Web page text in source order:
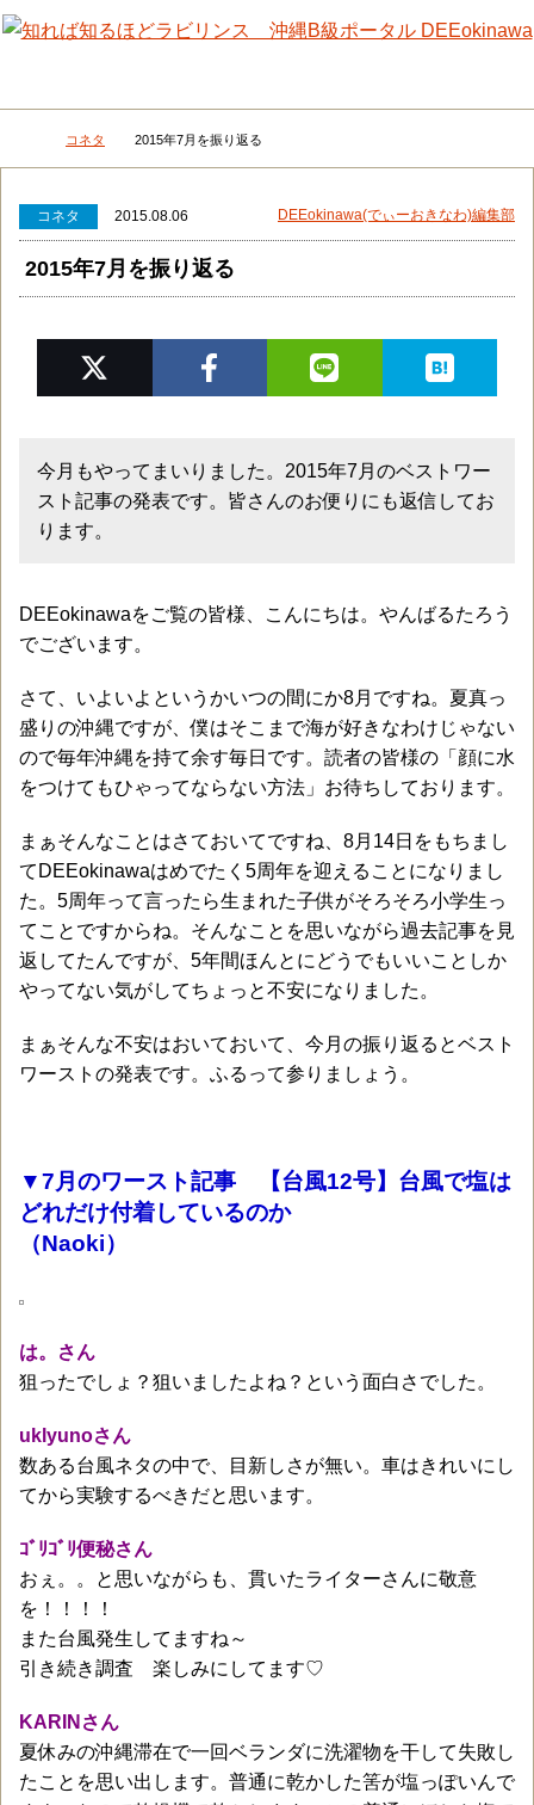
メニュー 検
DEEokinawaトップ
コネタ 2015年7月を振り返る
コネタ 2015.08.06 DEEokinawa(でぃーおきなわ)編集部
2015年7月を振り返る
今月もやってまいりました。2015年7月のベストワー
スト記事の発表です。皆さんのお便りにも返信してお
ります。
DEEokinawaをご覧の皆様、こんにちは。やんばるたろう
でございます。
さて、いよいよというかいつの間にか8月ですね。夏真っ
盛りの沖縄ですが、僕はそこまで海が好きなわけじゃない
ので毎年沖縄を持て余す毎日です。読者の皆様の「顔に水
をつけてもひゃってならない方法」お待ちしております。
まぁそんなことはさておいてですね、8月14日をもちまし
てDEEokinawaはめでたく5周年を迎えることになりまし
た。5周年って言ったら生まれた子供がそろそろ小学生っ
てことですからね。そんなことを思いながら過去記事を見
返してたんですが、5年間ほんとにどうでもいいことしか
やってない気がしてちょっと不安になりました。
まぁそんな不安はおいておいて、今月の振り返るとベスト
ワーストの発表です。ふるって参りましょう。
▼7月のワースト記事 【台風12号】台風で塩は
どれだけ付着しているのか
（Naoki）
は。さん
狙ったでしょ？狙いましたよね？という面白さでした。
uklyunoさん
数ある台風ネタの中で、目新しさが無い。車はきれいにし
てから実験するべきだと思います。
ｺﾞﾘｺﾞﾘ便秘さん
おぇ。。と思いながらも、貫いたライターさんに敬意
を！！！！
また台風発生してますね～
引き続き調査 楽しみにしてます♡
KARINさん
夏休みの沖縄滞在で一回ベランダに洗濯物を干して失敗し
たことを思い出します。普通に乾かした筈が塩っぽいんで